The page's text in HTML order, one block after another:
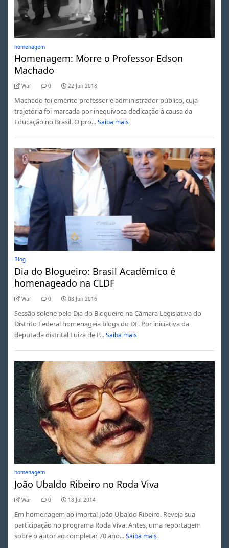
homenagem
Homenagem: Morre o Professor Edson
Machado
War 0 22 Jun 2018
Machado foi emérito professor e administrador público, cuja
trajetória foi marcada por inequívoca dedicação à causa da
Educação no Brasil. O pro... Saiba mais
Blog
Dia do Blogueiro: Brasil Acadêmico é
homenageado na CLDF
War 0 08 Jun 2016
Sessão solene pelo Dia do Blogueiro na Câmara Legislativa do
Distrito Federal homenageia blogs do DF. Por iniciativa da
deputada distrital Luiza de P... Saiba mais
homenagem
João Ubaldo Ribeiro no Roda Viva
War 0 18 Jul 2014
Em homenagem ao imortal João Ubaldo Ribeiro. Reveja sua
participação no programa Roda Viva. Antes, uma reportagem
sobre o autor ao completar 70 ano... Saiba mais